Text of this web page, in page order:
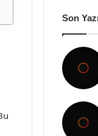
Son